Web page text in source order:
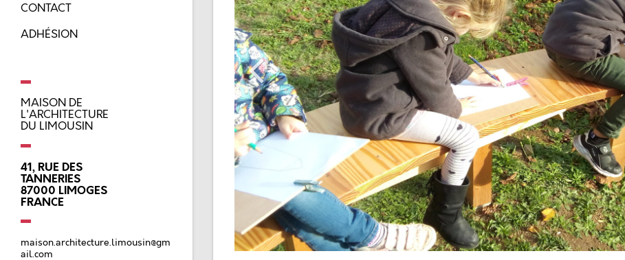
CONTACT
ADHÉSION
MAISON DE
L'ARCHITECTURE
DU LIMOUSIN
41, RUE DES
TANNERIES
87000 LIMOGES
FRANCE
maison.architecture.limousin@gm
ail.com